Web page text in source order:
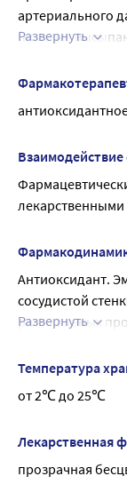
артериального
(кожные
тканей
Развернуть
лекарственными
Антиоксидант.
сосудистой
радикальных
Уменьшает
повышает
(циклический
обладает
проницаемость
Развернуть
Температура
от 2℃ до 25℃
Лекарственная
прозрачная